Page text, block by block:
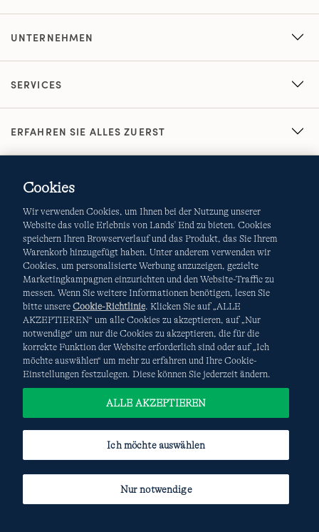
UNTERNEHMEN
SERVICES
ERFAHREN SIE ALLES ZUERST
AGB Datenschutz & Sicherheit
Cookies-Ich möchte auswählen Site Map
Internationale Websites
Diese Website ist durch reCAPTCHA geschützt. Es gelten die
DatenschutzerklärungundNutzungsbedingungen
Google.
Cookies
Wir verwenden Cookies, um Ihnen bei der Nutzung unserer
Website das volle Erlebnis von Lands' End zu bieten. Cookies
speichern Ihren Browserverlauf und das Produkt, das Sie Ihrem
Warenkorb hinzugefügt haben. Unter anderem verwenden wir
Cookies, um personalisierte Werbung anzuzeigen, gezielte
Marketingkampagnen einzurichten und den Website-Traffic zu
messen. Wenn Sie weitere Informationen benötigen, lesen Sie
bitte unsere Cookie-Richtlinie. Klicken Sie auf „ALLE
AKZEPTIEREN“ um alle Cookies zu akzeptieren, auf „Nur
notwendige“ um nur die Cookies zu akzeptieren, die für die
korrekte Funktion der Website erforderlich sind oder auf „Ich
möchte auswählen“ um mehr zu erfahren und Ihre Cookie-
Einstellungen festzulegen. Diese können Sie jederzeit ändern.
Ich möchte auswählen
Nur notwendige
ALLE AKZEPTIEREN